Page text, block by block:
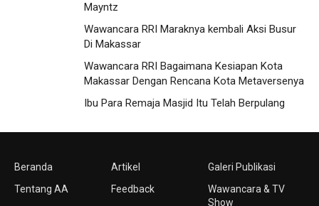
Mayntz
Wawancara RRI Maraknya kembali Aksi Busur
Di Makassar
Wawancara RRI Bagaimana Kesiapan Kota
Makassar Dengan Rencana Kota Metaversenya
Ibu Para Remaja Masjid Itu Telah Berpulang
Beranda
Tentang AA
Artikel
Feedback
Galeri Publikasi
Wawancara & TV
Show